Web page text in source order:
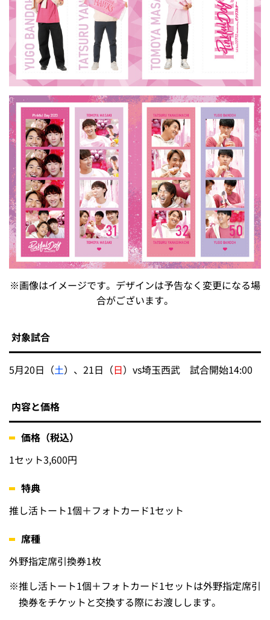
※画像はイメージです。デザインは予告なく変更になる場
合がございます。
対象試合
5月20日（土）、21日（日）vs埼玉西武 試合開始14:00
内容と価格
価格（税込）
1セット3,600円
特典
推し活トート1個＋フォトカード1セット
席種
外野指定席引換券1枚
※推し活トート1個＋フォトカード1セットは外野指定席引
換券をチケットと交換する際にお渡しします。